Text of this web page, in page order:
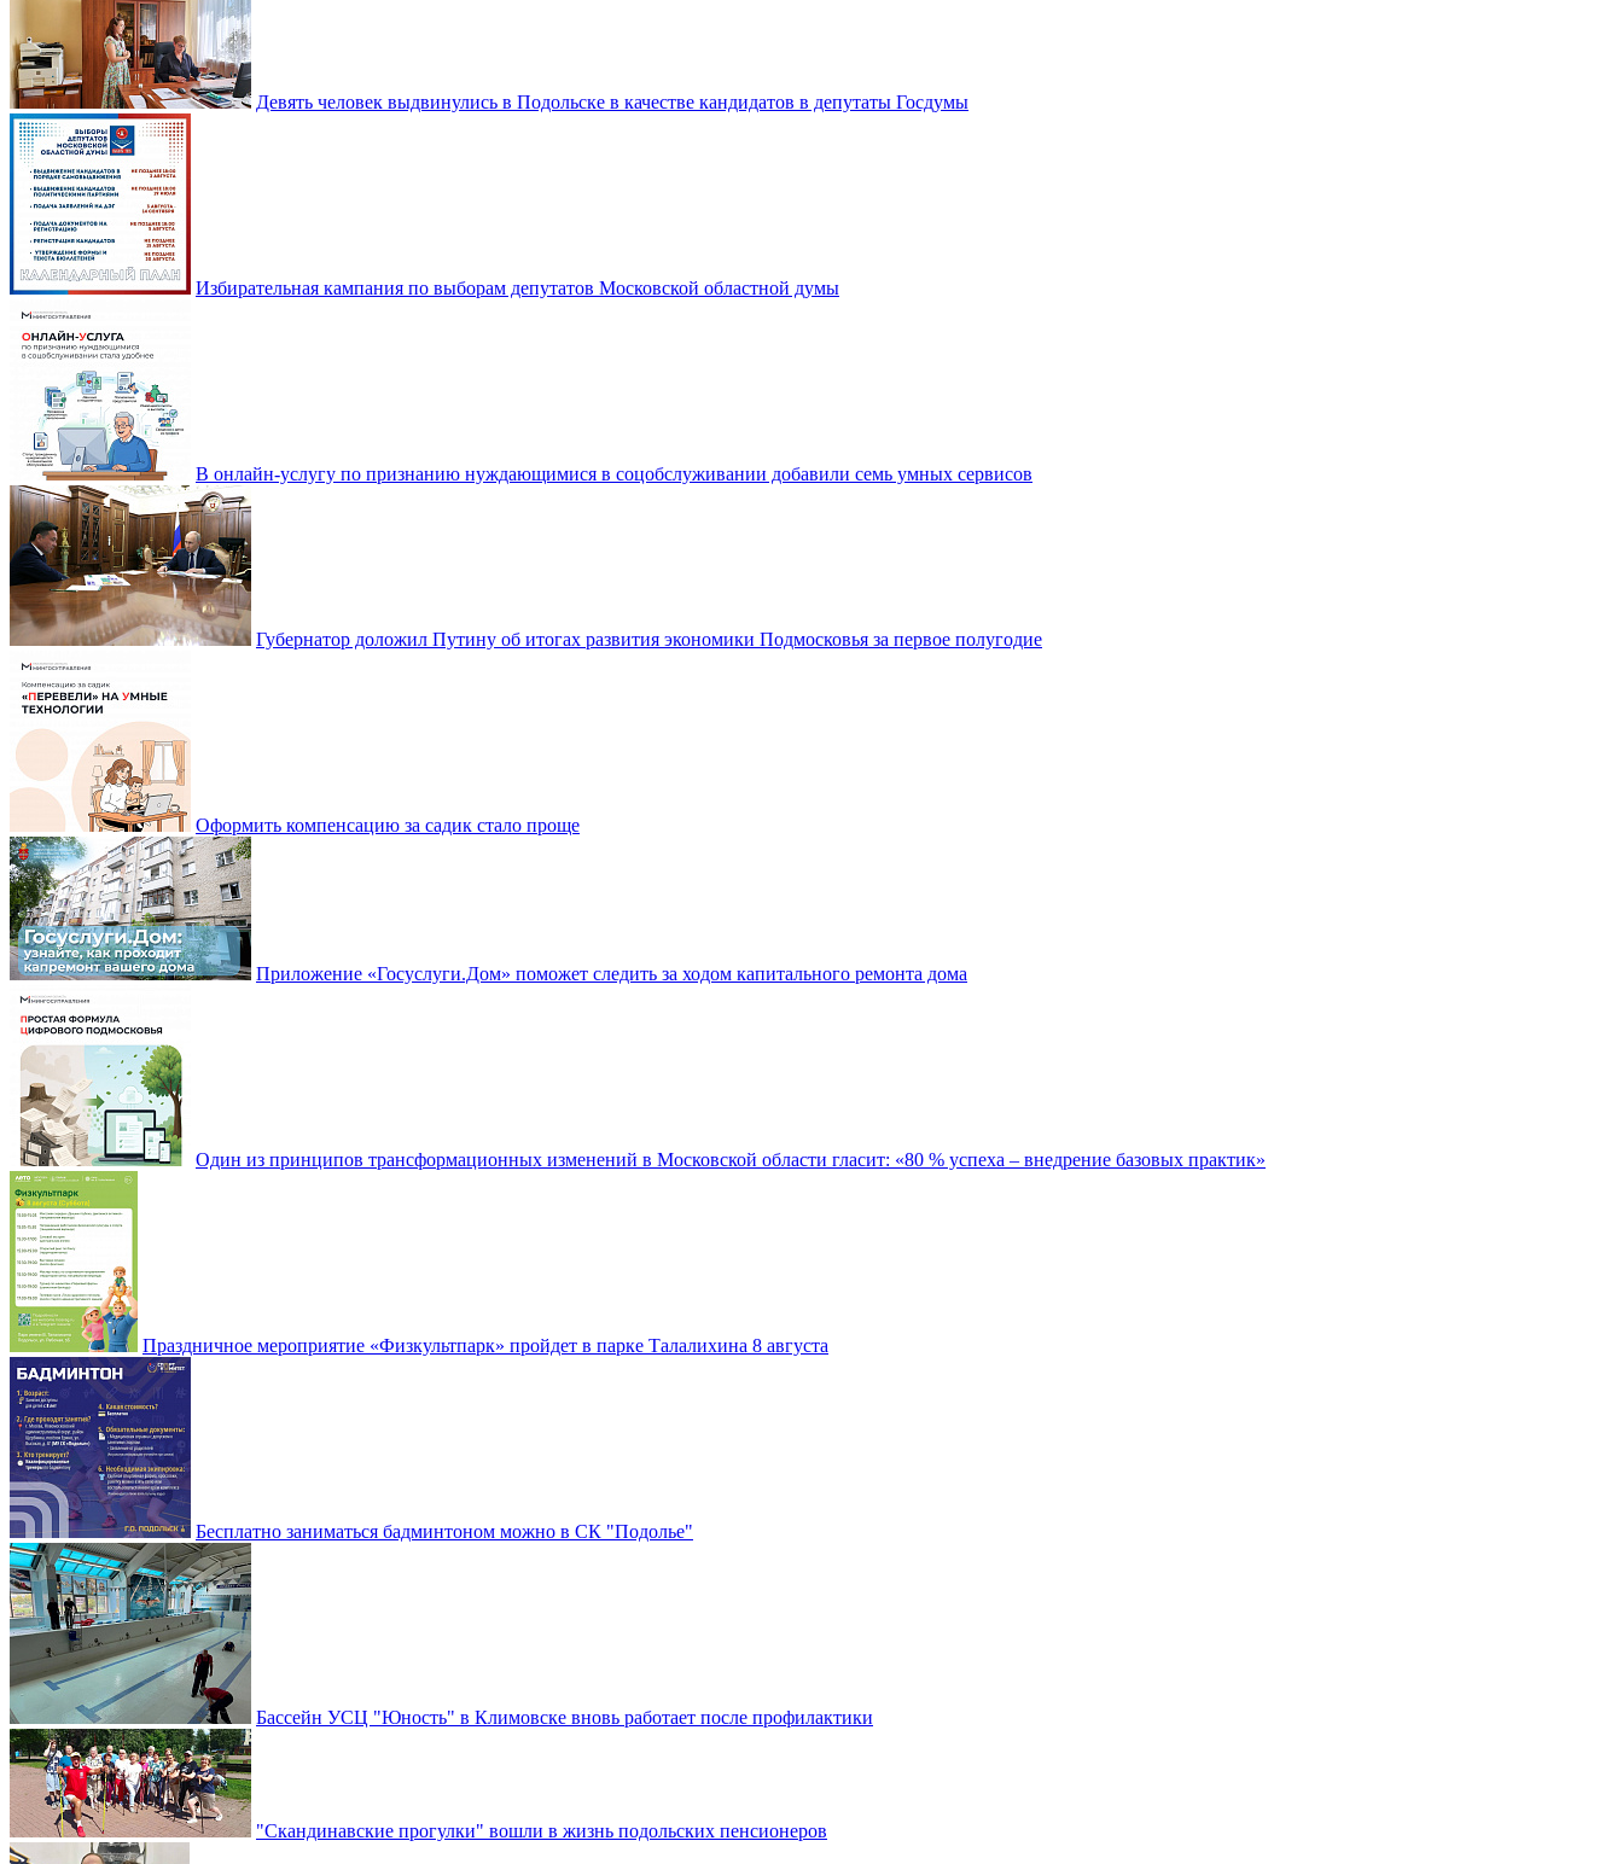
Девять человек выдвинулись в Подольске в качестве кандидатов в депутаты Госдумы
Избирательная кампания по выборам депутатов Московской областной думы
В онлайн-услугу по признанию нуждающимися в соцобслуживании добавили семь умных сервисов
Губернатор доложил Путину об итогах развития экономики Подмосковья за первое полугодие
Оформить компенсацию за садик стало проще
Приложение «Госуслуги.Дом» поможет следить за ходом капитального ремонта дома
Один из принципов трансформационных изменений в Московской области гласит: «80 % успеха – внедрение базовых практик»
Праздничное мероприятие «Физкультпарк» пройдет в парке Талалихина 8 августа
Бесплатно заниматься бадминтоном можно в СК "Подолье"
Бассейн УСЦ "Юность" в Климовске вновь работает после профилактики
"Скандинавские прогулки" вошли в жизнь подольских пенсионеров